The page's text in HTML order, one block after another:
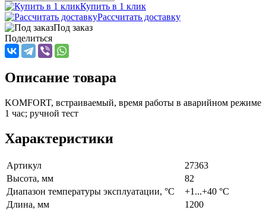
Купить в 1 клик
Рассчитать доставку
Под заказ
Поделиться
Описание товара
KOMFORT, встраиваемый, время работы в аварийном режиме
1 час; ручной тест
Характеристики
Артикул
27363
Высота, мм
82
Диапазон температуры эксплуатации, °C
+1...+40 °C
Длина, мм
1200